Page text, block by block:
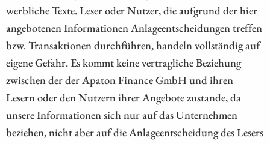
werbliche Texte. Leser oder Nutzer, die aufgrund der hier
angebotenen Informationen Anlageentscheidungen treffen
bzw. Transaktionen durchführen, handeln vollständig auf
eigene Gefahr. Es kommt keine vertragliche Beziehung
zwischen der der Apaton Finance GmbH und ihren
Lesern oder den Nutzern ihrer Angebote zustande, da
unsere Informationen sich nur auf das Unternehmen
beziehen, nicht aber auf die Anlageentscheidung des Lesers